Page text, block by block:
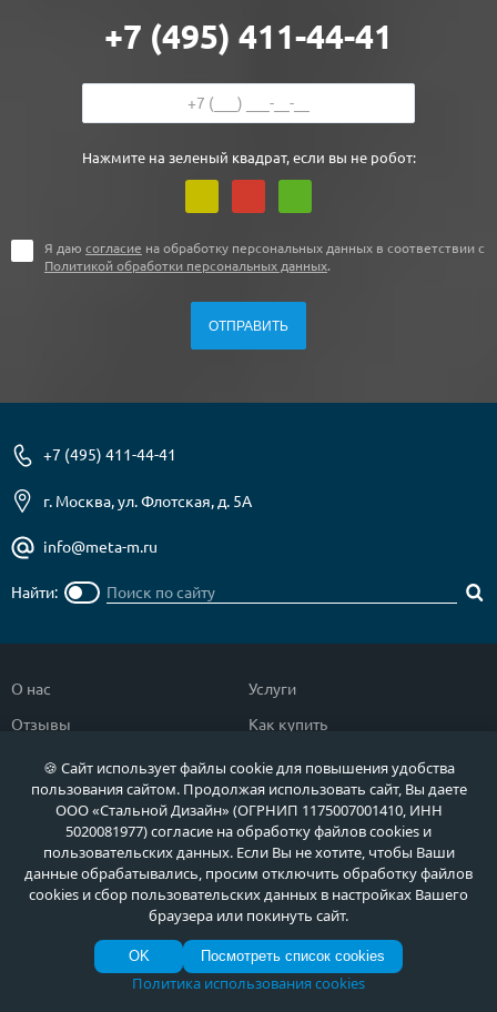
+7 (495) 411-44-41
Нажмите на зеленый квадрат, если вы не робот:
Я даю согласие на обработку персональных данных в соответствии с
Политикой обработки персональных данных.
+7 (495) 411-44-41
г. Москва, ул. Флотская, д. 5А
info@meta-m.ru
Найти:
О нас
Отзывы
Полезное
Новости
Контакты
Услуги
Как купить
Документы
Фото продукции
Гарантии и возврат
Каталог дверей
Популярные двери
Двери в дом
Парадные двери
Двери в квартиру
🍪 Сайт использует файлы cookie для повышения удобства
пользования сайтом. Продолжая использовать сайт, Вы даете
ООО «Стальной Дизайн» (ОГРНИП 1175007001410, ИНН
5020081977) согласие на обработку файлов cookies и
пользовательских данных. Если Вы не хотите, чтобы Ваши
данные обрабатывались, просим отключить обработку файлов
cookies и сбор пользовательских данных в настройках Вашего
браузера или покинуть сайт.
OK Посмотреть список cookies
Политика использования cookies